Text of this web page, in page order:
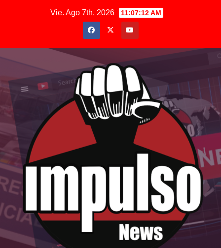
Vie. Ago 7th, 2026 11:07:13 AM